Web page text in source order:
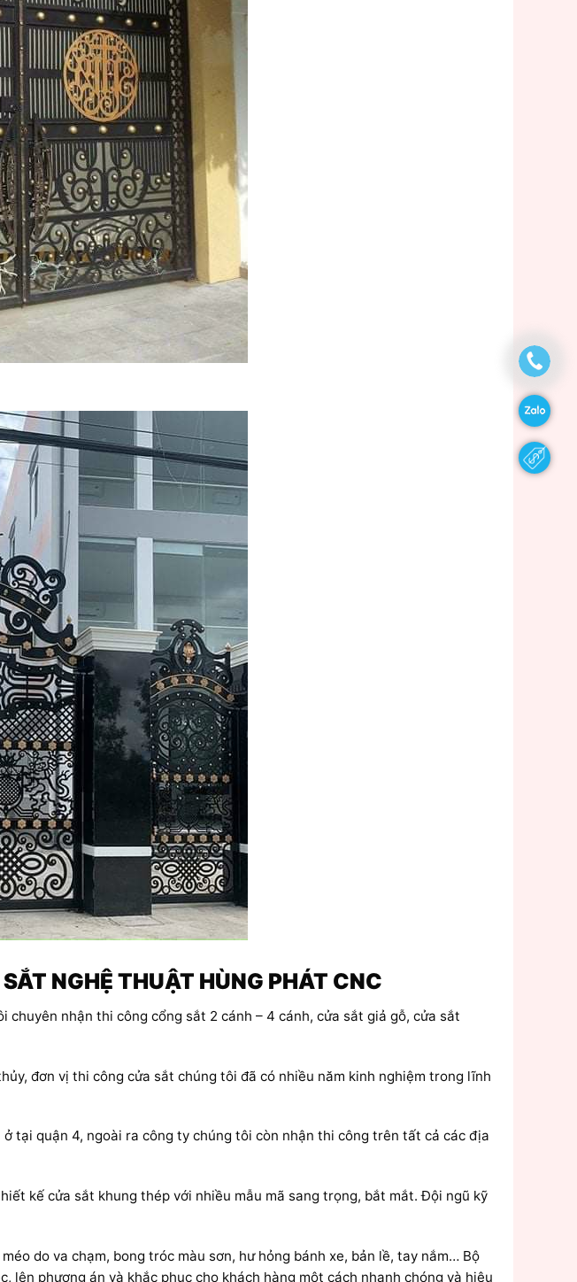
NGHỆ THUẬT HÙNG PHÁT CNC
chuyên nhận thi công cổng sắt 2 cánh – 4 cánh, cửa sắt giả gỗ, cửa sắt
đơn vị thi công cửa sắt chúng tôi đã có nhiều năm kinh nghiệm trong lĩnh
tại quận 4, ngoài ra công ty chúng tôi còn nhận thi công trên tất cả các địa
kế cửa sắt khung thép với nhiều mẫu mã sang trọng, bắt mắt. Đội ngũ kỹ
do va chạm, bong tróc màu sơn, hư hỏng bánh xe, bản lề, tay nắm… Bộ
phương án và khắc phục cho khách hàng một cách nhanh chóng và hiệu